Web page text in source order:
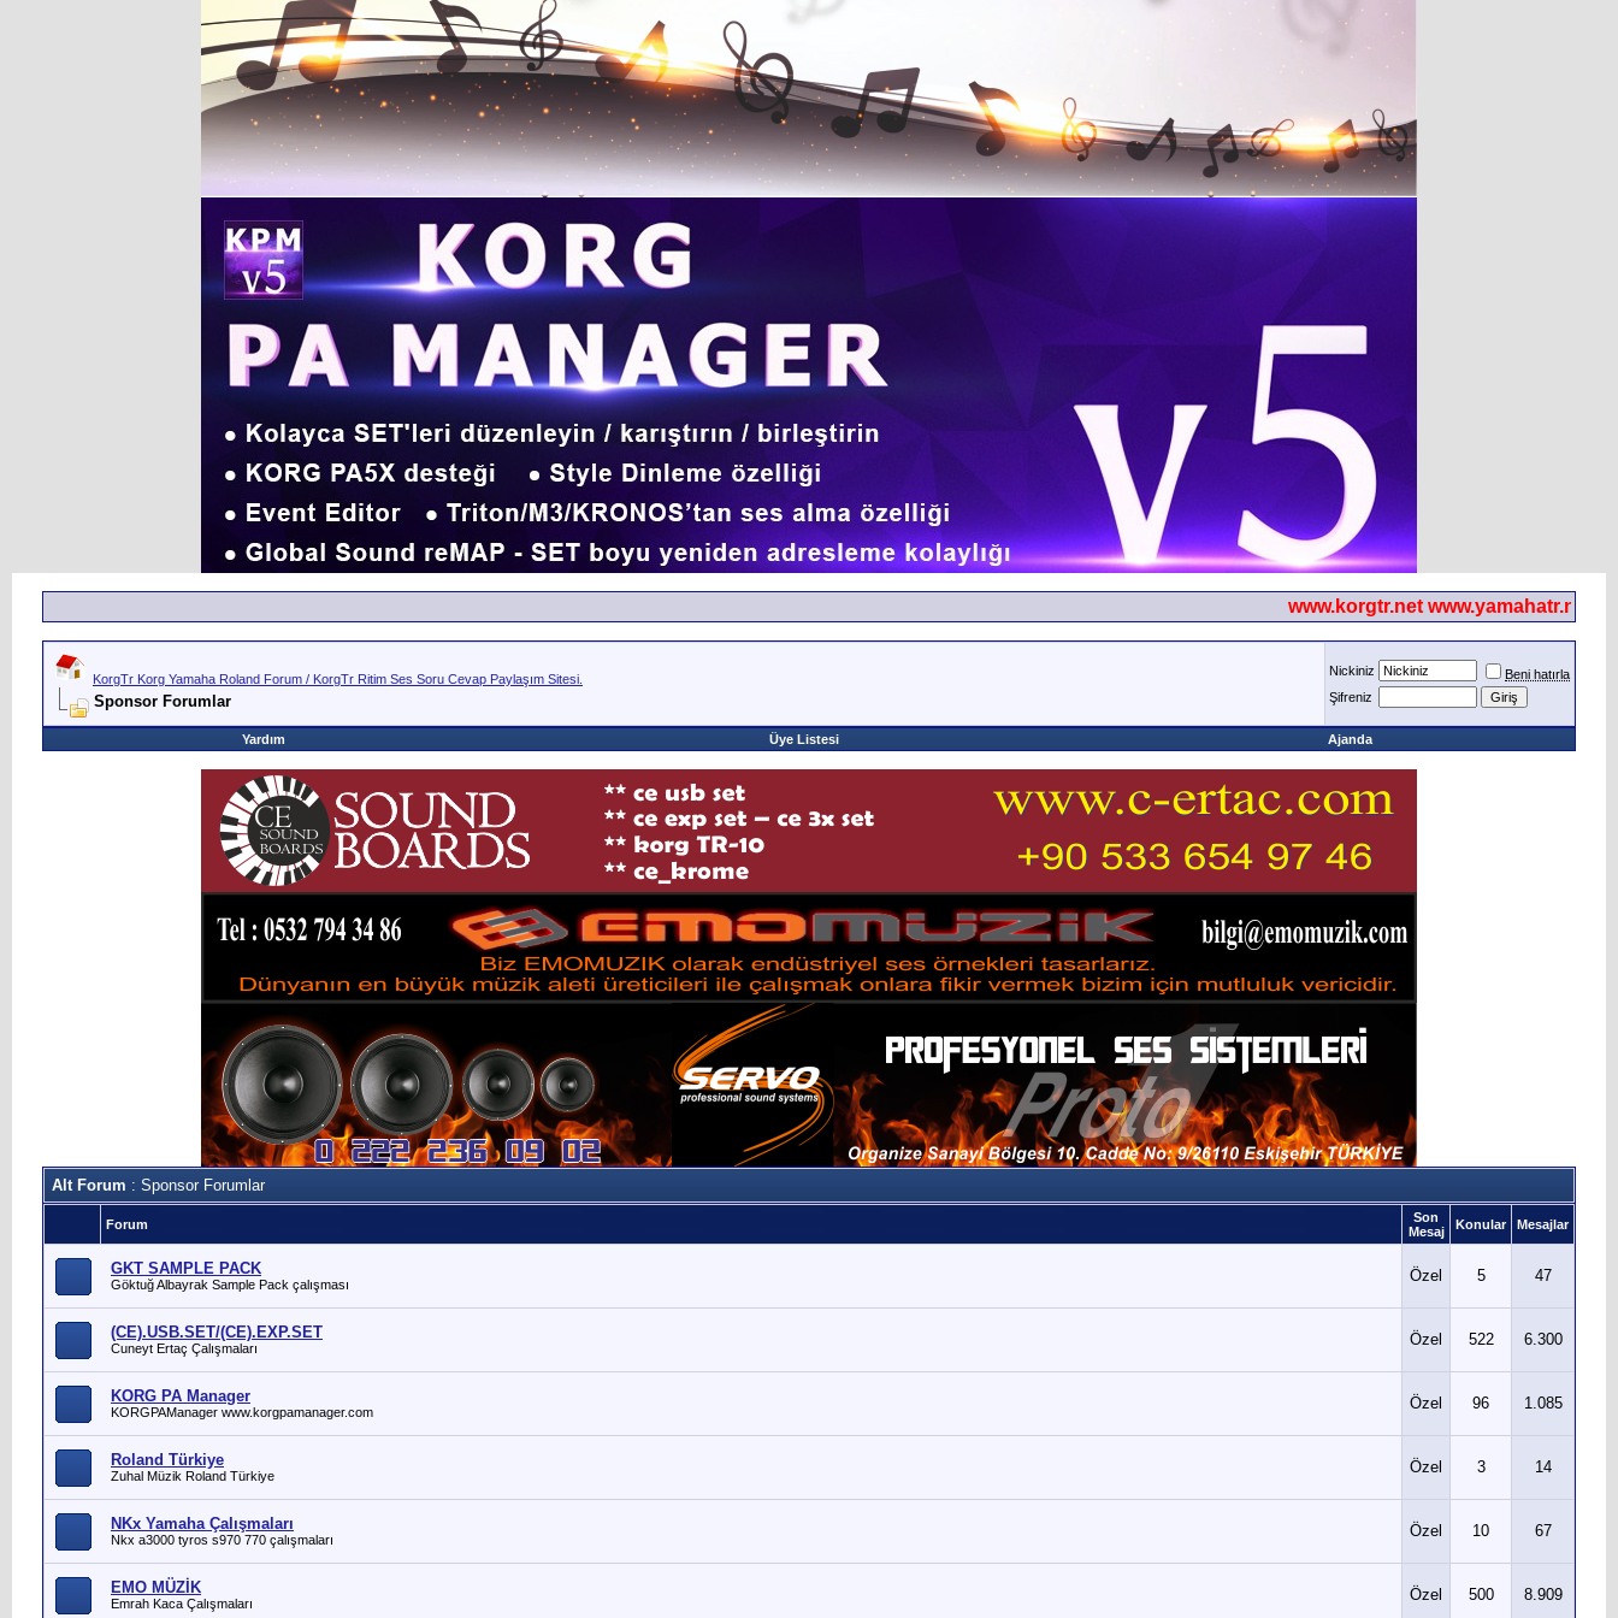
www.korgtr.net www.yamahatr.net
KorgTr Korg Yamaha Roland Forum / KorgTr Ritim Ses Soru Cevap Paylaşım Sitesi.
Sponsor Forumlar
Nickiniz
Beni hatırla
Şifreniz
Yardım Üye Listesi Ajanda
Alt Forum : Sponsor Forumlar
Forum
Son
Mesaj
Konular Mesajlar
GKT SAMPLE PACK
Göktuğ Albayrak Sample Pack çalışması Özel 5 47
(CE).USB.SET/(CE).EXP.SET
Cuneyt Ertaç Çalışmaları Özel 522 6.300
KORG PA Manager
KORGPAManager www.korgpamanager.com Özel 96 1.085
Roland Türkiye
Zuhal Müzik Roland Türkiye Özel 3 14
NKx Yamaha Çalışmaları
Nkx a3000 tyros s970 770 çalışmaları Özel 10 67
EMO MÜZİK
Emrah Kaca Çalışmaları Özel 500 8.909